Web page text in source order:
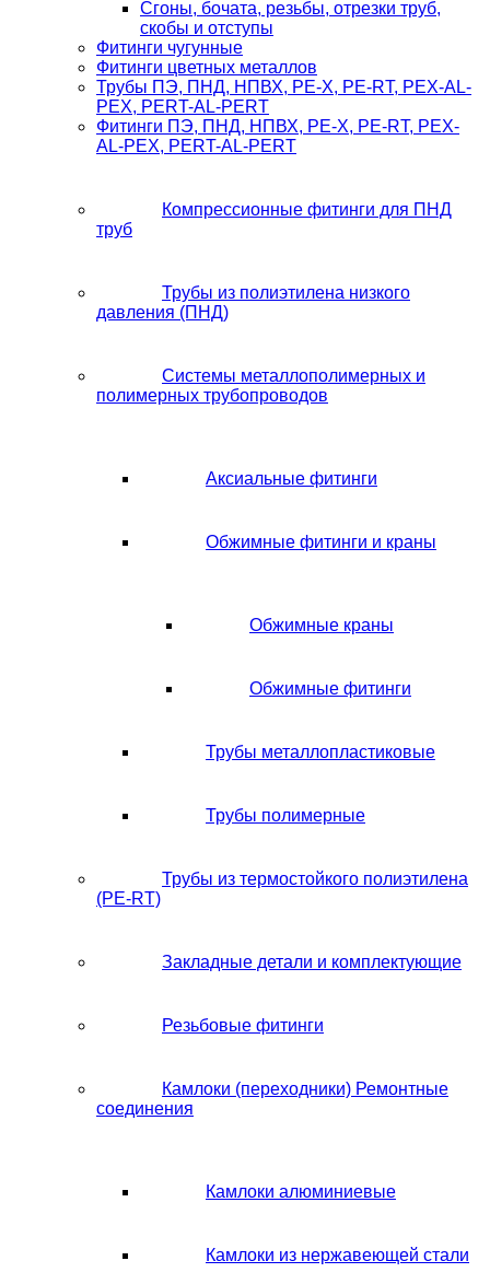
Сгоны, бочата, резьбы, отрезки труб,
скобы и отступы
Фитинги чугунные
Фитинги цветных металлов
Трубы ПЭ, ПНД, НПВХ, PE-X, PE-RT, PEX-AL-
PEX, PERT-AL-PERT
Фитинги ПЭ, ПНД, НПВХ, PE-X, PE-RT, PEX-
AL-PEX, PERT-AL-PERT
Компрессионные фитинги для ПНД
труб
Трубы из полиэтилена низкого
давления (ПНД)
Системы металлополимерных и
полимерных трубопроводов
Аксиальные фитинги
Обжимные фитинги и краны
Обжимные краны
Обжимные фитинги
Трубы металлопластиковые
Трубы полимерные
Трубы из термостойкого полиэтилена
(PE-RT)
Закладные детали и комплектующие
Резьбовые фитинги
Камлоки (переходники) Ремонтные
соединения
Камлоки алюминиевые
Камлоки из нержавеющей стали